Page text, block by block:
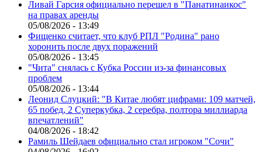
Ливай Гарсия официально перешел в "Панатинаикос"
на правах аренды
05/08/2026 - 13:49
Фищенко считает, что клуб РПЛ "Родина" рано
хоронить после двух поражений
05/08/2026 - 13:45
"Чита" снялась с Кубка России из-за финансовых
проблем
05/08/2026 - 13:44
Леонид Слуцкий: "В Китае любят цифрами: 109 матчей,
65 побед, 2 Суперкубка, 2 серебра, полтора миллиарда
впечатлений"
04/08/2026 - 18:42
Рамиль Шейдаев официально стал игроком "Сочи"